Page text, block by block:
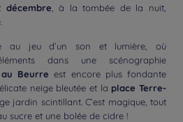
décembre , à la tombée de la nuit,
au jeu d’un son et lumière, où
dans une scénographie
Beurre est encore plus fondante
neige bleutée et la place Terre-
jardin scintillant. C’est magique, tout
sucre et une bolée de cidre !